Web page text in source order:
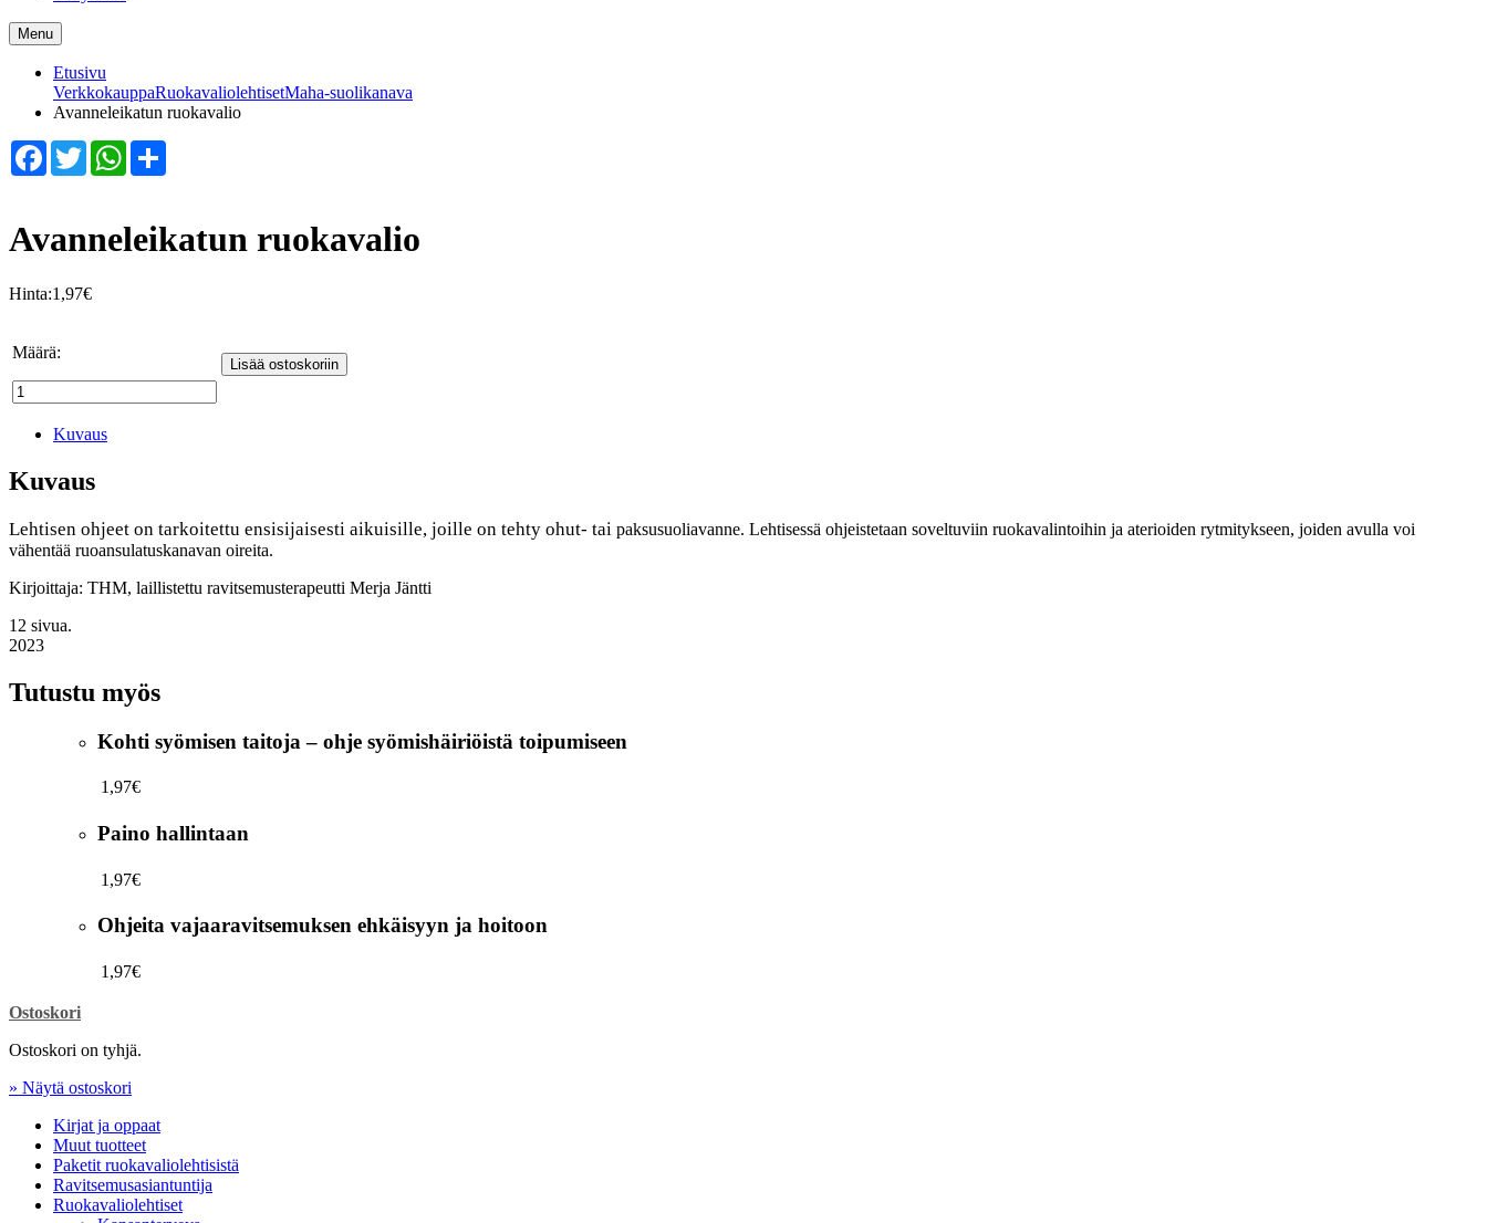
Menu
Etusivu
VerkkokauppaRuokavaliolehtisetMaha-suolikanava
Avanneleikatun ruokavalio
Facebook
TwitterWhatsApp
Avanneleikatun ruokavalio
Hinta:1,97€
Määrä:
Avanneleikatun
ruokavalio
määrä
Lisää ostoskoriin
Kuvaus
Kuvaus
Lehtisen ohjeet on tarkoitettu ensisijaisesti aikuisille, joille on tehty ohut- tai paksusuoliavanne. Lehtisessä ohjeistetaan soveltuviin ruokavalintoihin ja aterioiden rytmitykseen, joiden avulla voi
vähentää ruoansulatuskanavan oireita.
Kirjoittaja: THM, laillistettu ravitsemusterapeutti Merja Jäntti
12 sivua.
2023
Tutustu myös
Kohti syömisen taitoja – ohje syömishäiriöistä toipumiseen
1,97€
Paino hallintaan
1,97€
Ohjeita vajaaravitsemuksen ehkäisyyn ja hoitoon
1,97€
Ostoskori
Ostoskori on tyhjä.
» Näytä ostoskori
Kirjat ja oppaat
Muut tuotteet
Paketit ruokavaliolehtisistä
Ravitsemusasiantuntija
Ruokavaliolehtiset